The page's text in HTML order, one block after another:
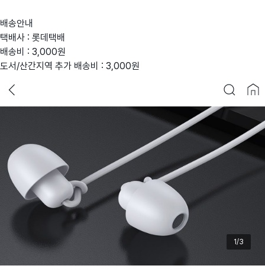
배송안내
택배사 : 롯데택배
배송비 : 3,000원
도서/산간지역 추가 배송비 : 3,000원
1/3